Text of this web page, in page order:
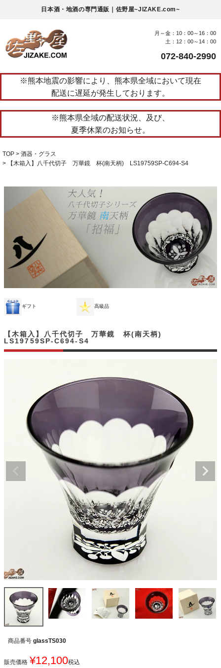
日本酒・地酒の専門通販｜佐野屋~JIZAKE.com~
月～金：10：00～16：00
土：12：00～14：00
072-840-2990
※熊本地震の影響により、熊本県全域において現在
配送に遅延が発生しております。
※熊本県全域の配送状況、及び、
夏季休業のお知らせ。
TOP
酒器・グラス
【木箱入】八千代切子 万華鏡 杯(南天柄) LS19759SP-C694-S4
ギフト 高級品
【木箱入】八千代切子 万華鏡 杯(南天柄)
LS19759SP-C694-S4
商品番号 glassTS030
販売価格 ¥12,100税込